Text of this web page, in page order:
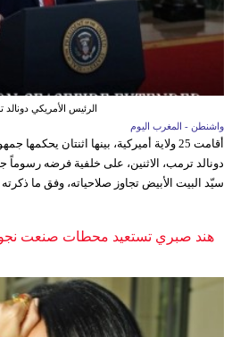
الرئيس الأمريكي دونالد
واشنطن - المغرب اليوم
أقامت 25 ولاية أميركية، بينها اثنتان
سيّد البيت الأبيض تجاوز صلاحياته، وفق ما
هند صبري تستعيد محطات صنعت